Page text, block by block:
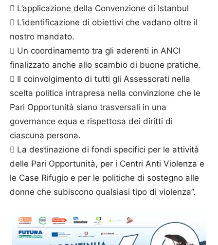
 L’applicazione della Convenzione di Istanbul
 L’identificazione di obiettivi che vadano oltre il
nostro mandato.
 Un coordinamento tra gli aderenti in ANCI
finalizzato anche allo scambio di buone pratiche.
 Il coinvolgimento di tutti gli Assessorati nella
scelta politica intrapresa nella convinzione che le
Pari Opportunità siano trasversali in una
governance equa e rispettosa dei diritti di
ciascuna persona.
 La destinazione di fondi specifici per le attività
delle Pari Opportunità, per i Centri Anti Violenza e
le Case Rifugio e per le politiche di sostegno alle
donne che subiscono qualsiasi tipo di violenza”.